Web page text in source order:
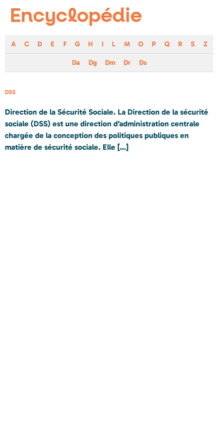
Encyclopédie
A C D E F G H I L M O P Q R S Z
Da Dg Dm Dr Ds
DSS
Direction de la Sécurité Sociale. La Direction de la sécurité
sociale (DSS) est une direction d’administration centrale
chargée de la conception des politiques publiques en
matière de sécurité sociale. Elle […]